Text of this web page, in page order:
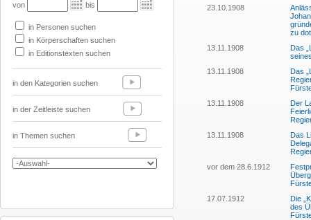
von bis
in Personen suchen
in Körperschaften suchen
in Editionstexten suchen
in den Kategorien suchen
in der Zeitleiste suchen
in Themen suchen
23.10.1908
zu
13.11.1908
Das
13.11.1908
Das
13.11.1908
Der
13.11.1908
Das
vor dem 28.6.1912
17.07.1912
Die
des